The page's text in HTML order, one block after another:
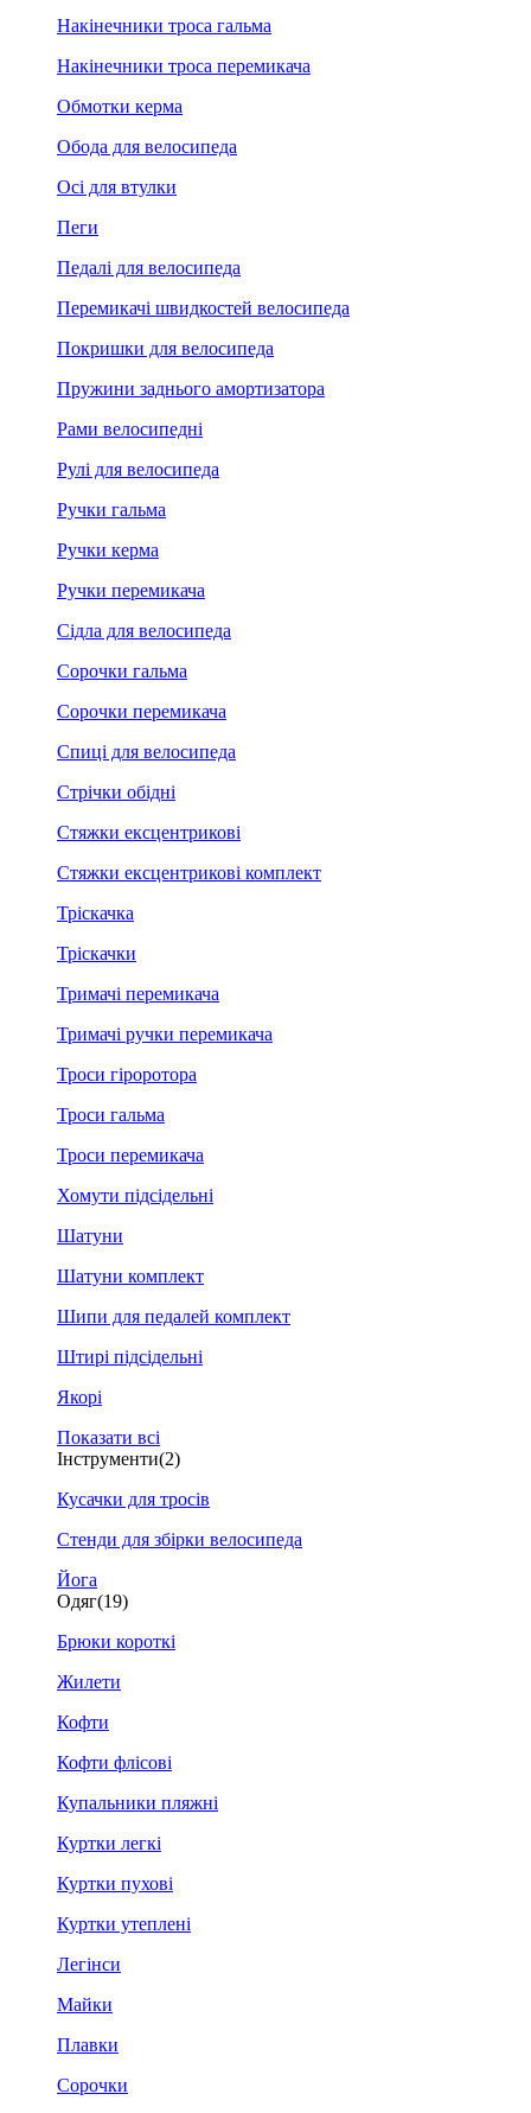
Накінечники троса гальма
Накінечники троса перемикача
Обмотки керма
Обода для велосипеда
Осі для втулки
Пеги
Педалі для велосипеда
Перемикачі швидкостей велосипеда
Покришки для велосипеда
Пружини заднього амортизатора
Рами велосипедні
Рулі для велосипеда
Ручки гальма
Ручки керма
Ручки перемикача
Сідла для велосипеда
Сорочки гальма
Сорочки перемикача
Спиці для велосипеда
Стрічки обідні
Стяжки ексцентрикові
Стяжки ексцентрикові комплект
Тріскачка
Тріскачки
Тримачі перемикача
Тримачі ручки перемикача
Троси гіроротора
Троси гальма
Троси перемикача
Хомути підсідельні
Шатуни
Шатуни комплект
Шипи для педалей комплект
Штирі підсідельні
Якорі
Показати всі
Інструменти(2)
Кусачки для тросів
Стенди для збірки велосипеда
Йога
Одяг(19)
Брюки короткі
Жилети
Кофти
Кофти флісові
Купальники пляжні
Куртки легкі
Куртки пухові
Куртки утеплені
Легінси
Майки
Плавки
Сорочки